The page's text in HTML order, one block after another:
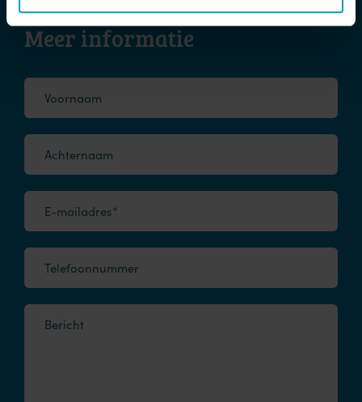
Meer informatie
Voornaam
Achternaam
E-mailadres*
Telefoonnummer
Bericht